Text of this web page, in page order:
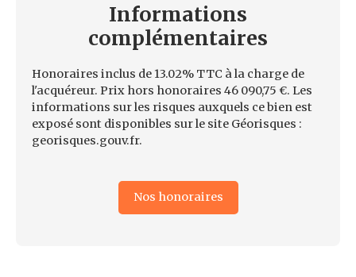
Informations
complémentaires
Honoraires inclus de 13.02% TTC à la charge de
l'acquéreur. Prix hors honoraires 46 090,75 €. Les
informations sur les risques auxquels ce bien est
exposé sont disponibles sur le site Géorisques :
georisques.gouv.fr.
Nos honoraires